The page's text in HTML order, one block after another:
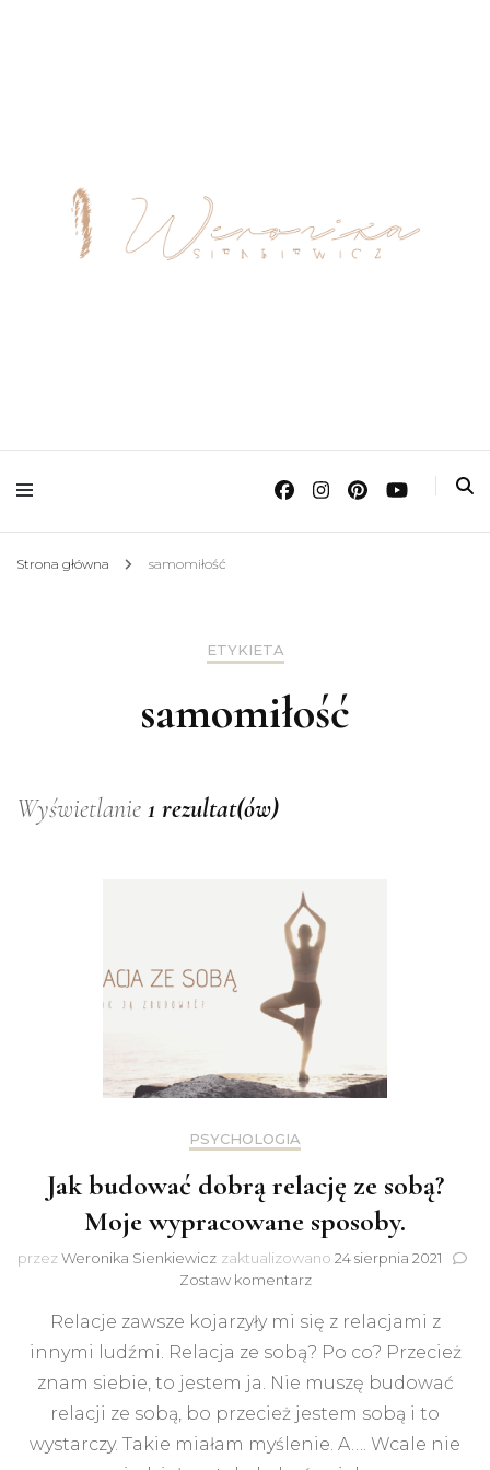
Strona główna samomiłość
ETYKIETA
samomiłość
Wyświetlanie 1 rezultat(ów)
PSYCHOLOGIA
Jak budować dobrą relację ze sobą?
Moje wypracowane sposoby.
przezWeronika Sienkiewicz zaktualizowano 24 sierpnia 2021
Zostaw komentarzdo
budować
dobrą
ze
sobą?
wypracowane
Relacje zawsze kojarzyły mi się z relacjami z
innymi ludźmi. Relacja ze sobą? Po co? Przecież
znam siebie, to jestem ja. Nie muszę budować
relacji ze sobą, bo przecież jestem sobą i to
wystarczy. Takie miałam myślenie. A…. Wcale nie